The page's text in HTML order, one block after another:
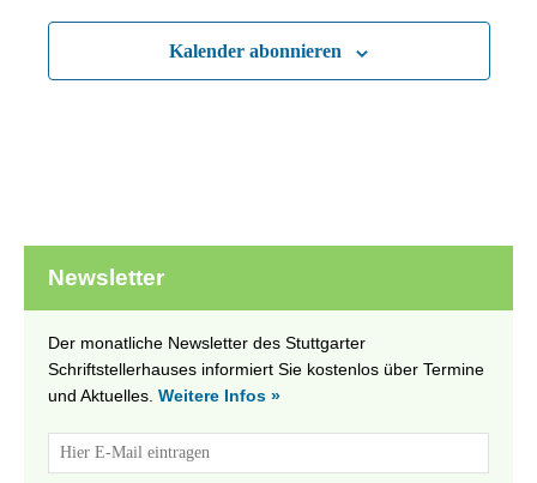
Kalender abonnieren
Newsletter
Der monatliche Newsletter des Stuttgarter
Schriftstellerhauses informiert Sie kostenlos über Termine
und Aktuelles. Weitere Infos »